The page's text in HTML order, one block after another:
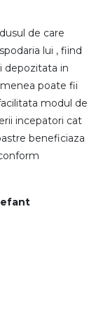
de care
lui , fiind
depozitata in
poate fii
modul de
incepatori cat
beneficiaza